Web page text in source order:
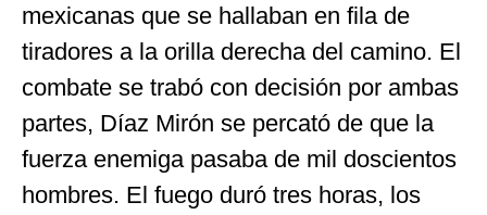
mexicanas que se hallaban en fila de
tiradores a la orilla derecha del camino. El
combate se trabó con decisión por ambas
partes, Díaz Mirón se percató de que la
fuerza enemiga pasaba de mil doscientos
hombres. El fuego duró tres horas, los